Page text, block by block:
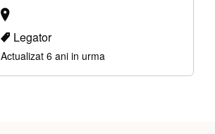
Legator
Actualizat 6 ani in urma